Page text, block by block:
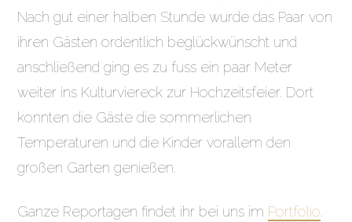
Nach gut einer halben Stunde wurde das Paar von
ihren Gästen ordentlich beglückwünscht und
anschließend ging es zu fuss ein paar Meter
weiter ins Kulturviereck zur Hochzeitsfeier. Dort
konnten die Gäste die sommerlichen
Temperaturen und die Kinder vorallem den
großen Garten genießen.
Ganze Reportagen findet ihr bei uns im Portfolio